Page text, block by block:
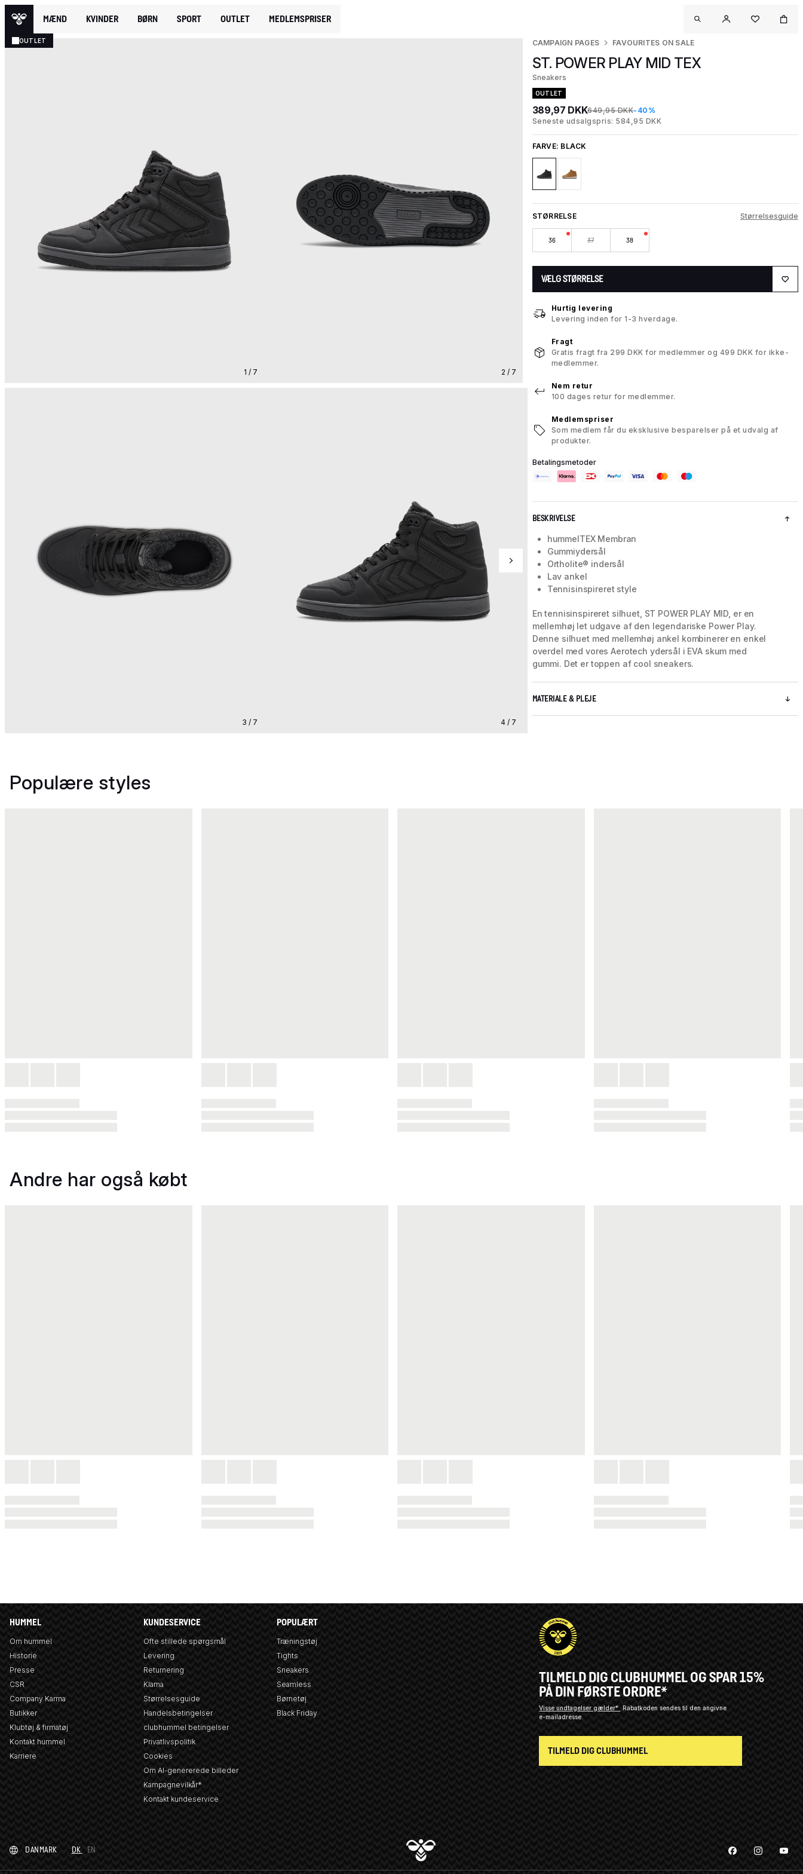
MÆND KVINDER BØRN SPORT OUTLET MEDLEMSPRISER
OUTLET
1 / 7 2 / 7
3 / 7 4 / 7
CAMPAIGN PAGES FAVOURITES ON SALE
ST. POWER PLAY MID TEX
Sneakers
OUTLET
389,97 DKK649,95 DKK-40%
Seneste udsalgspris: 584,95 DKK
FARVE: BLACK
STØRRELSE Størrelsesguide
36 37 38
VÆLG STØRRELSE
Hurtig levering
Levering inden for 1-3 hverdage.
Fragt
Gratis fragt fra 299 DKK for medlemmer og 499 DKK for ikke-
medlemmer.
Nem retur
100 dages retur for medlemmer.
Medlemspriser
Som medlem får du eksklusive besparelser på et udvalg af
produkter.
Betalingsmetoder
BESKRIVELSE
hummelTEX Membran
Gummiydersål
Ortholite® indersål
Lav ankel
Tennisinspireret style
En tennisinspireret silhuet, ST POWER PLAY MID, er en
mellemhøj let udgave af den legendariske Power Play.
Denne silhuet med mellemhøj ankel kombinerer en enkel
overdel med vores Aerotech ydersål i EVA skum med
gummi. Det er toppen af cool sneakers.
MATERIALE & PLEJE
Populære styles
Andre har også købt
HUMMEL
Om hummel
Historie
Presse
CSR
Company Karma
Butikker
Klubtøj & firmatøj
Kontakt hummel
Karriere
KUNDESERVICE
Ofte stillede spørgsmål
Levering
Returnering
Klarna
Størrelsesguide
Handelsbetingelser
clubhummel betingelser
Privatlivspolitik
Cookies
Om AI-genererede billeder
Kampagnevilkår*
Kontakt kundeservice
POPULÆRT
Træningstøj
Tights
Sneakers
Seamless
Børnetøj
Black Friday
TILMELD DIG CLUBHUMMEL OG SPAR 15%
PÅ DIN FØRSTE ORDRE*
Visse undtagelser gælder* Rabatkoden sendes til den angivne
e-mailadresse.
TILMELD DIG CLUBHUMMEL
DANMARK DK EN